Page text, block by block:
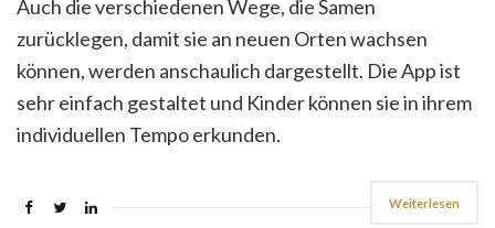
Auch die verschiedenen Wege, die Samen
zurücklegen, damit sie an neuen Orten wachsen
können, werden anschaulich dargestellt. Die App ist
sehr einfach gestaltet und Kinder können sie in ihrem
individuellen Tempo erkunden.
Weiterlesen